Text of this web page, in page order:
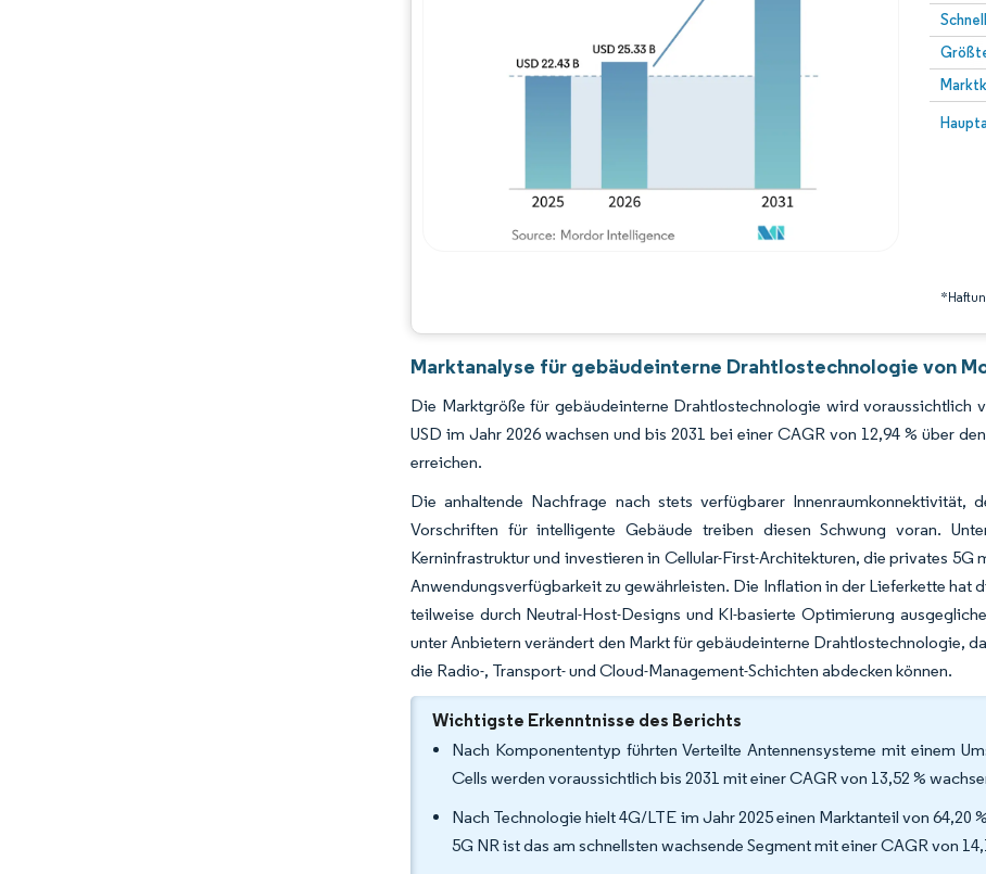
Bild ©
Bild © Mordor Intelligence. Wiederverwendung erfordert
Marktanalyse für gebäudeinterne Drahtlostechnologie von
Die Marktgröße für gebäudeinterne Drahtlostechnologie wird voraussichtlich
USD im Jahr 2026 wachsen und bis 2031 bei einer CAGR von 12,94 % über
erreichen.
Die anhaltende Nachfrage nach stets verfügbarer Innenraumkonnektivität,
Vorschriften für intelligente Gebäude treiben diesen Schwung voran.
Kerninfrastruktur und investieren in Cellular-First-Architekturen, die privates
Anwendungsverfügbarkeit zu gewährleisten. Die Inflation in der Lieferkette hat
teilweise durch Neutral-Host-Designs und KI-basierte Optimierung
unter Anbietern verändert den Markt für gebäudeinterne Drahtlostechnologie,
die Radio-, Transport- und Cloud-Management-Schichten abdecken können.
Wichtigste Erkenntnisse des Berichts
Nach Komponententyp führten Verteilte Antennensysteme mit einem
Cells werden voraussichtlich bis 2031 mit einer CAGR von 13,52 %
Nach Technologie hielt 4G/LTE im Jahr 2025 einen Marktanteil von
5G NR ist das am schnellsten wachsende Segment mit einer CAGR von